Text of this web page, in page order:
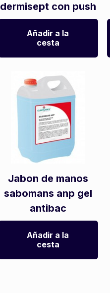
dermisept con push
Añadir a la
cesta
Jabon de manos
sabomans anp gel
antibac
Añadir a la
cesta